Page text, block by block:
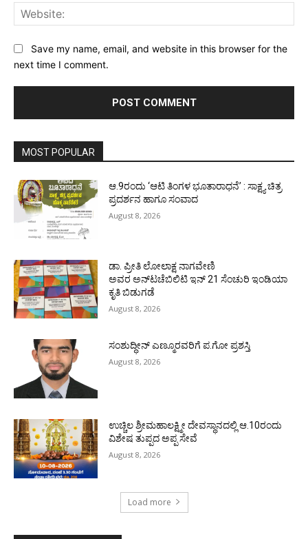
Save my name, email, and website in this browser for the
next time I comment.
MOST POPULAR
ಆ.9ರಂದು ‘ಆಟಿ ತಿಂಗಳ ಭೂತಾರಾಧನೆ’ : ಸಾಕ್ಷ್ಯ ಚಿತ್ರ
ಪ್ರದರ್ಶನ ಹಾಗೂ ಸಂವಾದ
August 8, 2026
ಡಾ. ಪ್ರೀತಿ ಲೋಲಾಕ್ಷ ನಾಗವೇಣಿ
ಅವರ ಅನ್‌ಟಚೆಬಿಲಿಟಿ ಇನ್ 21 ಸೆಂಚುರಿ ಇಂಡಿಯಾ
ಕೃತಿ ಬಿಡುಗಡೆ
August 8, 2026
ಸಂಶುದ್ಧೀನ್ ಎಣ್ಮೂರವರಿಗೆ ಪ.ಗೋ ಪ್ರಶಸ್ತಿ
August 8, 2026
ಉಚ್ಚಿಲ ಶ್ರೀಮಹಾಲಕ್ಷ್ಮೀ ದೇವಸ್ಥಾನದಲ್ಲಿ ಆ.10ರಂದು
ವಿಶೇಷ ತುಪ್ಪದ ಅಪ್ಪ ಸೇವೆ
August 8, 2026
Load more